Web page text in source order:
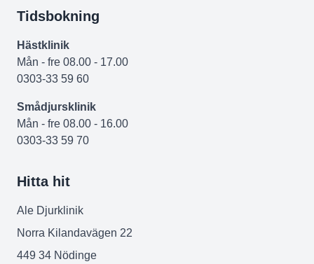
Tidsbokning
Hästklinik
Mån - fre 08.00 - 17.00
0303-33 59 60
Smådjursklinik
Mån - fre 08.00 - 16.00
0303-33 59 70
Hitta hit
Ale Djurklinik
Norra Kilandavägen 22
449 34 Nödinge